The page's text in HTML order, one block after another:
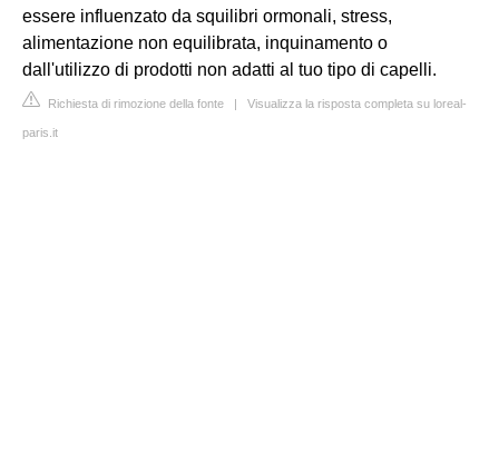
essere influenzato da squilibri ormonali, stress,
alimentazione non equilibrata, inquinamento o
dall'utilizzo di prodotti non adatti al tuo tipo di capelli.
Richiesta di rimozione della fonte | Visualizza la risposta completa su loreal-
paris.it